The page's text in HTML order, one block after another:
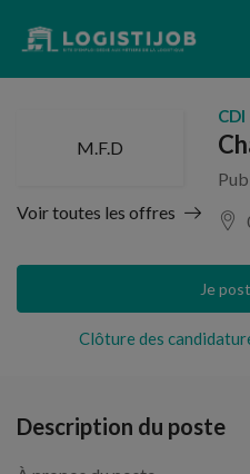
M.F.D
Voir toutes les offres
CDI
Clôture des
Je
Description du poste